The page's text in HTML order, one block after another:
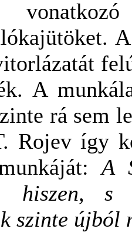
A
rá sem
Rojev így
A
hiszen,
szinte újból